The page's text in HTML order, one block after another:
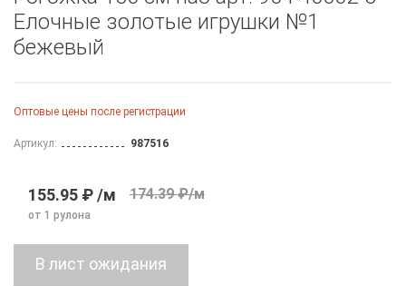
Елочные золотые игрушки №1
бежевый
Оптовые цены после регистрации
Артикул: 987516
155.95 ₽ /м 174.39 ₽/м
от 1 рулона